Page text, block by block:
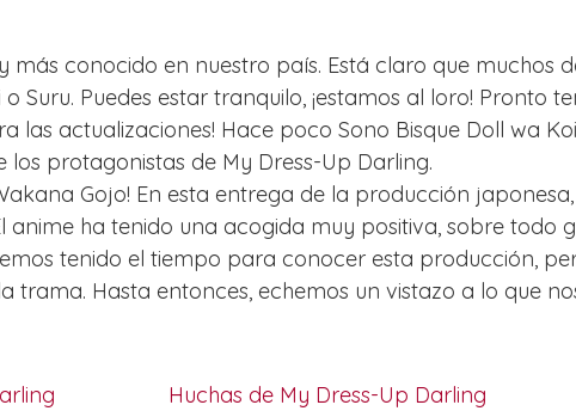
más conocido en nuestro país. Está claro que muchos
Suru. Puedes estar tranquilo, ¡estamos al loro! Pronto
las actualizaciones! Hace poco Sono Bisque Doll wa
protagonistas de My Dress-Up Darling.
Gojo! En esta entrega de la producción
anime ha tenido una acogida muy positiva, sobre todo
tenido el tiempo para conocer esta producción,
trama. Hasta entonces, echemos un vistazo a lo que
Huchas de My Dress-Up Darling